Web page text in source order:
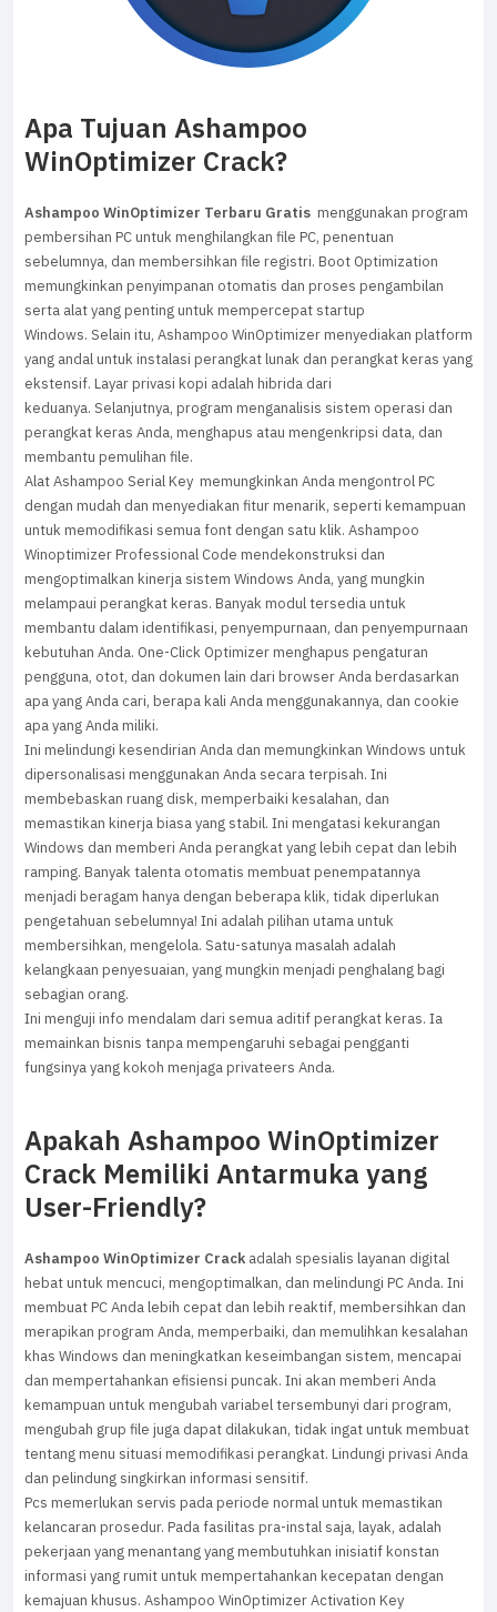
Apa Tujuan Ashampoo
WinOptimizer Crack?
Ashampoo WinOptimizer Terbaru Gratis menggunakan program
pembersihan PC untuk menghilangkan file PC, penentuan
sebelumnya, dan membersihkan file registri. Boot Optimization
memungkinkan penyimpanan otomatis dan proses pengambilan
serta alat yang penting untuk mempercepat startup
Windows. Selain itu, Ashampoo WinOptimizer menyediakan platform
yang andal untuk instalasi perangkat lunak dan perangkat keras yang
ekstensif. Layar privasi kopi adalah hibrida dari
keduanya. Selanjutnya, program menganalisis sistem operasi dan
perangkat keras Anda, menghapus atau mengenkripsi data, dan
membantu pemulihan file.
Alat Ashampoo Serial Key memungkinkan Anda mengontrol PC
dengan mudah dan menyediakan fitur menarik, seperti kemampuan
untuk memodifikasi semua font dengan satu klik. Ashampoo
Winoptimizer Professional Code mendekonstruksi dan
mengoptimalkan kinerja sistem Windows Anda, yang mungkin
melampaui perangkat keras. Banyak modul tersedia untuk
membantu dalam identifikasi, penyempurnaan, dan penyempurnaan
kebutuhan Anda. One-Click Optimizer menghapus pengaturan
pengguna, otot, dan dokumen lain dari browser Anda berdasarkan
apa yang Anda cari, berapa kali Anda menggunakannya, dan cookie
apa yang Anda miliki.
Ini melindungi kesendirian Anda dan memungkinkan Windows untuk
dipersonalisasi menggunakan Anda secara terpisah. Ini
membebaskan ruang disk, memperbaiki kesalahan, dan
memastikan kinerja biasa yang stabil. Ini mengatasi kekurangan
Windows dan memberi Anda perangkat yang lebih cepat dan lebih
ramping. Banyak talenta otomatis membuat penempatannya
menjadi beragam hanya dengan beberapa klik, tidak diperlukan
pengetahuan sebelumnya! Ini adalah pilihan utama untuk
membersihkan, mengelola. Satu-satunya masalah adalah
kelangkaan penyesuaian, yang mungkin menjadi penghalang bagi
sebagian orang.
Ini menguji info mendalam dari semua aditif perangkat keras. Ia
memainkan bisnis tanpa mempengaruhi sebagai pengganti
fungsinya yang kokoh menjaga privateers Anda.
Apakah Ashampoo WinOptimizer
Crack Memiliki Antarmuka yang
User-Friendly?
Ashampoo WinOptimizer Crack adalah spesialis layanan digital
hebat untuk mencuci, mengoptimalkan, dan melindungi PC Anda. Ini
membuat PC Anda lebih cepat dan lebih reaktif, membersihkan dan
merapikan program Anda, memperbaiki, dan memulihkan kesalahan
khas Windows dan meningkatkan keseimbangan sistem, mencapai
dan mempertahankan efisiensi puncak. Ini akan memberi Anda
kemampuan untuk mengubah variabel tersembunyi dari program,
mengubah grup file juga dapat dilakukan, tidak ingat untuk membuat
tentang menu situasi memodifikasi perangkat. Lindungi privasi Anda
dan pelindung singkirkan informasi sensitif.
Pcs memerlukan servis pada periode normal untuk memastikan
kelancaran prosedur. Pada fasilitas pra-instal saja, layak, adalah
pekerjaan yang menantang yang membutuhkan inisiatif konstan
informasi yang rumit untuk mempertahankan kecepatan dengan
kemajuan khusus. Ashampoo WinOptimizer Activation Key